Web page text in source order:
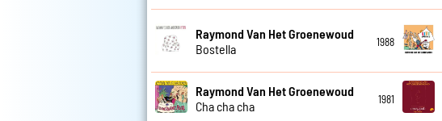
Raymond Van Het Groenewoud
Bostella
1988
Raymond Van Het Groenewoud
Cha cha cha
1981